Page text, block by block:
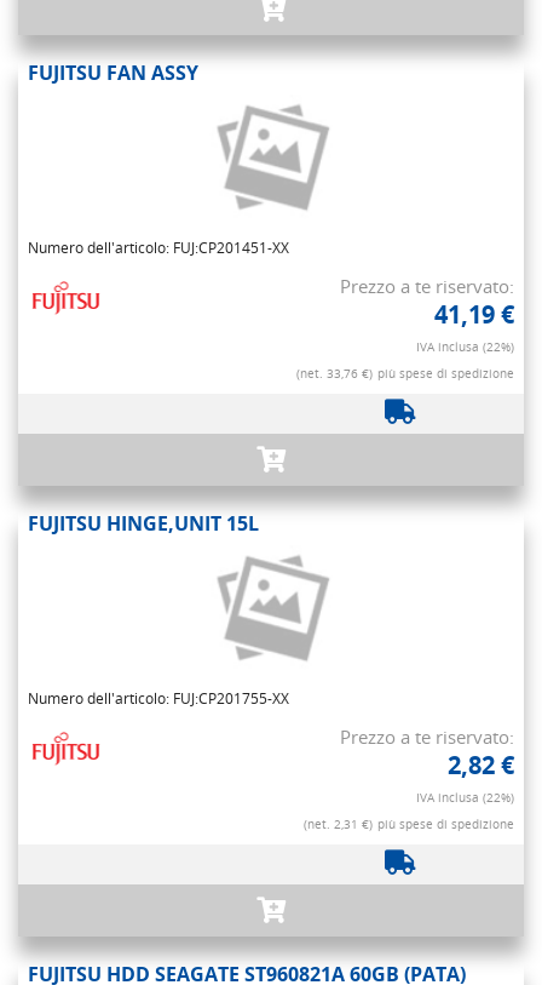
FUJITSU FAN ASSY
Numero dell'articolo: FUJ:CP201451-XX
Prezzo a te riservato:
41,19 €
IVA inclusa (22%)
(net. 33,76 €) più spese di spedizione
FUJITSU HINGE,UNIT 15L
Numero dell'articolo: FUJ:CP201755-XX
Prezzo a te riservato:
2,82 €
IVA inclusa (22%)
(net. 2,31 €) più spese di spedizione
FUJITSU HDD SEAGATE ST960821A 60GB (PATA)